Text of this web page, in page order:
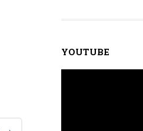
YOUTUBE